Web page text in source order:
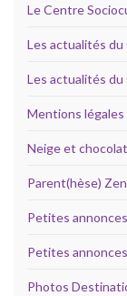
Le Centre
Les actualités
Les actualités
Mentions légales
Neige et
Parent(hèse) Zen
Petites annonces
Petites
Photos